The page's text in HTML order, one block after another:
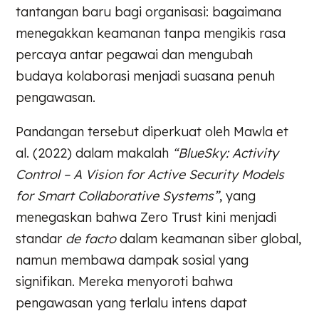
tantangan baru bagi organisasi: bagaimana
menegakkan keamanan tanpa mengikis rasa
percaya antar pegawai dan mengubah
budaya kolaborasi menjadi suasana penuh
pengawasan.
Pandangan tersebut diperkuat oleh Mawla et
al. (2022) dalam makalah “BlueSky: Activity
Control – A Vision for Active Security Models
for Smart Collaborative Systems”, yang
menegaskan bahwa Zero Trust kini menjadi
standar de factodalam keamanan siber global,
namun membawa dampak sosial yang
signifikan. Mereka menyoroti bahwa
pengawasan yang terlalu intens dapat